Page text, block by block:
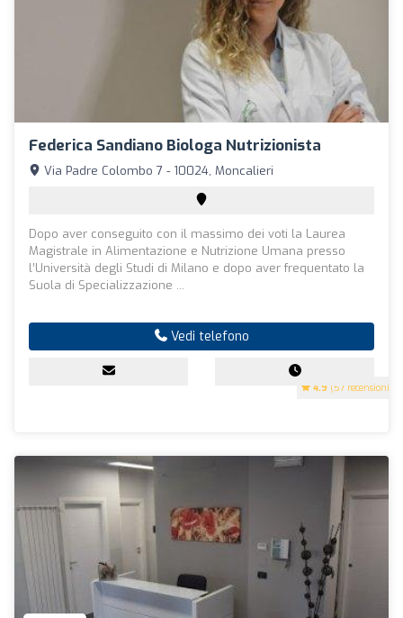
Federica Sandiano Biologa Nutrizionista
4.9 (57 recensioni)
Via Padre Colombo 7 - 10024, Moncalieri
Dopo aver conseguito con il massimo dei voti la Laurea
Magistrale in Alimentazione e Nutrizione Umana presso
l’Università degli Studi di Milano e dopo aver frequentato la
Suola di Specializzazione ...
Vedi telefono